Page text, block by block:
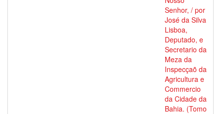
Senhor, / por
José da Silva
Lisboa,
Deputado, e
Secretario da
Meza da
Inspecçaõ da
Agricultura e
Commercio
da Cidade da
Bahia. (Tomo